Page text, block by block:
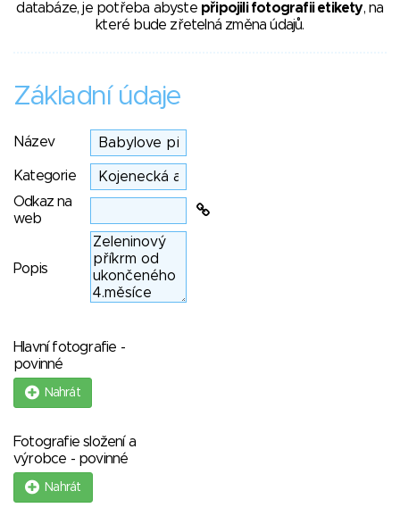
databáze, je potřeba abyste připojili fotografii etikety, na
které bude zřetelná změna údajů.
Základní údaje
Název
Kategorie
Odkaz na
web
Popis
Hlavní fotografie -
povinné
Nahrát
Fotografie složení a
výrobce - povinné
Nahrát